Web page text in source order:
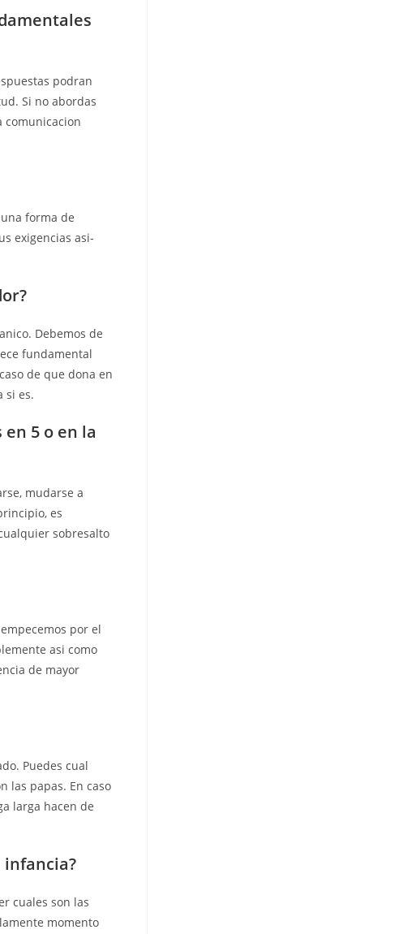
podran
Si no abordas
comunicacion
forma de
exigencias asi­
Debemos de
fundamental
de que dona en
si es.
5 o en la
mudarse a
es
sobresalto
por el
asi­ como
de mayor
Puedes cual
las papas. En caso
larga hacen de
infancia?
cuales son las
momento